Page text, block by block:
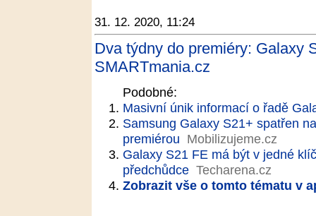
31. 12. 2020, 11:24
Dva týdny do premiéry: Galaxy
SMARTmania.cz
Podobné:
Masivní únik informací o řadě
Samsung Galaxy S21+ spatřen
premiérou Mobilizujeme.cz
Galaxy S21 FE má být v jedné
předchůdce Techarena.cz
Zobrazit vše o tomto tématu v